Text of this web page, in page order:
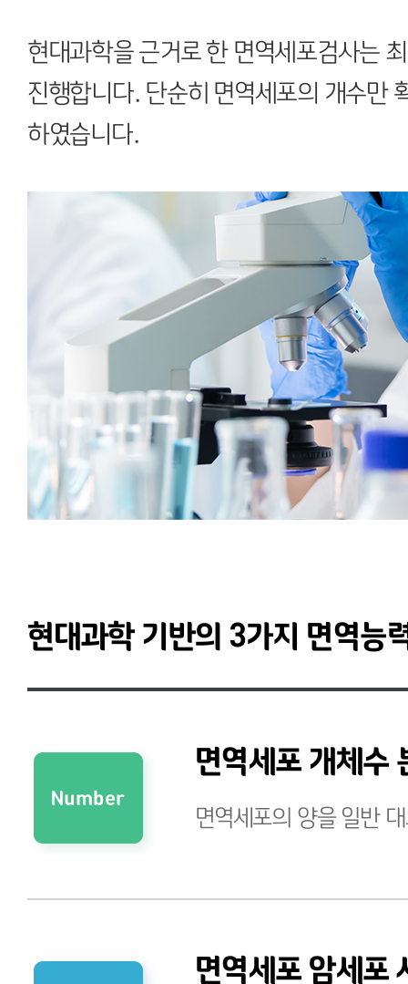
현대과학을 근거로 한 면역세포검사는
진행합니다. 단순히 면역세포의 개수만
하였습니다.
현대과학 기반의 3가지 면역능
면역세포 개체수
면역세포의 양을 일반
면역세포 암세포